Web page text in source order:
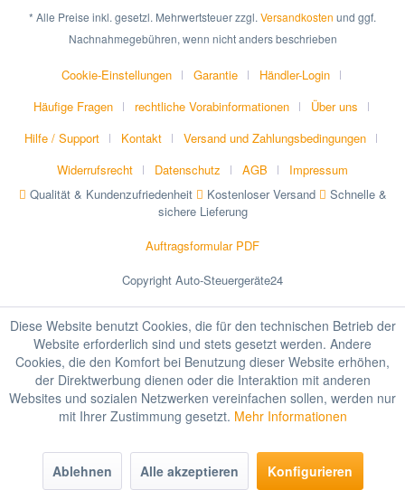
* Alle Preise inkl. gesetzl. Mehrwertsteuer zzgl. Versandkosten und ggf.
Nachnahmegebühren, wenn nicht anders beschrieben
Cookie-Einstellungen Garantie
Händler-Login
Häufige Fragen
rechtliche Vorabinformationen
Über uns
Hilfe / Support
Kontakt
Versand und Zahlungsbedingungen
Widerrufsrecht
Datenschutz AGB
Impressum
Qualität & Kundenzufriedenheit
Kostenloser Versand
Schnelle &
sichere Lieferung
Auftragsformular PDF
Copyright Auto-Steuergeräte24
Diese Website benutzt Cookies, die für den technischen Betrieb der
Website erforderlich sind und stets gesetzt werden. Andere
Cookies, die den Komfort bei Benutzung dieser Website erhöhen,
der Direktwerbung dienen oder die Interaktion mit anderen
Websites und sozialen Netzwerken vereinfachen sollen, werden nur
mit Ihrer Zustimmung gesetzt. Mehr Informationen
Ablehnen Alle akzeptieren Konfigurieren